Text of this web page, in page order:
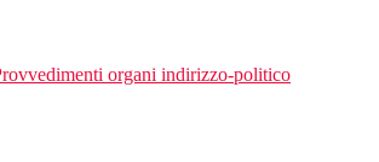
organi indirizzo-politico